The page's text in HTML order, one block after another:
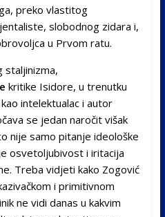
preko vlastitog
slobodnog zidara i,
u Prvom ratu.
staljinizma,
kritike Isidore, u trenutku
intelektualac i autor
se jedan naročit višak
nije samo pitanje ideološke
osvetoljubivost i iritacija
Treba vidjeti kako Zogović
i primitivnom
ne vidi danas u kakvim